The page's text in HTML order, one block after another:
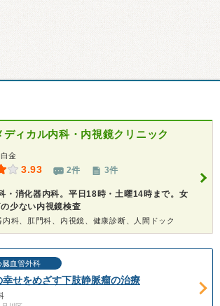
ディカル内科・内視鏡クリニック
金
3.93 2件 3件
・消化器内科。平日18時・土曜14時まで。女
少ない内視鏡検査
科、肛門科、内視鏡、健康診断、人間ドック
臓血管外科
幸せをめざす下肢静脈瘤の治療